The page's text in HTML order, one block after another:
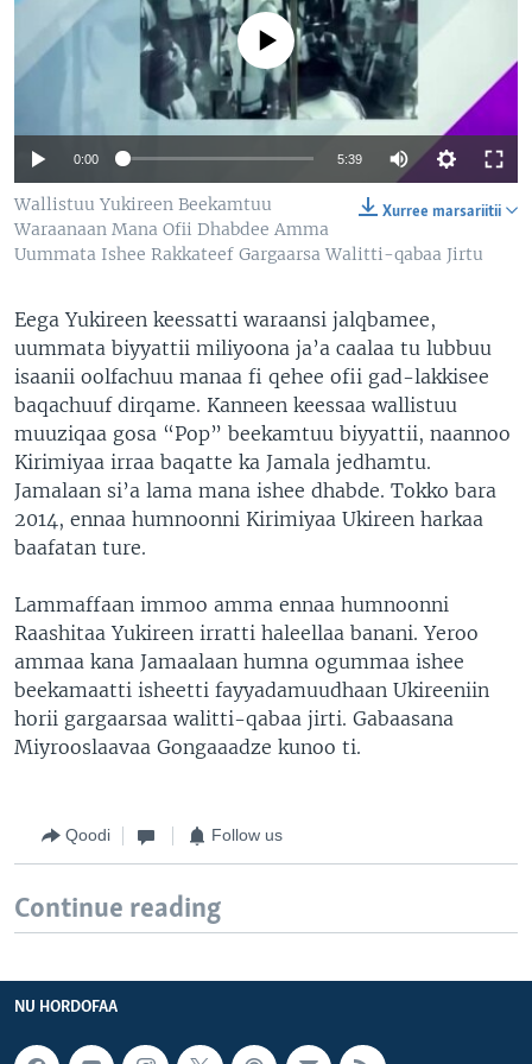
No media source currently available
0:00 5:39
Xurree marsariitii
Wallistuu Yukireen Beekamtuu
Waraanaan Mana Ofii Dhabdee Amma
Uummata Ishee Rakkateef Gargaarsa Walitti-qabaa Jirtu
Eega Yukireen keessatti waraansi jalqbamee,
uummata biyyattii miliyoona ja’a caalaa tu lubbuu
isaanii oolfachuu manaa fi qehee ofii gad-lakkisee
baqachuuf dirqame. Kanneen keessaa wallistuu
muuziqaa gosa “Pop” beekamtuu biyyattii, naannoo
Kirimiyaa irraa baqatte ka Jamala jedhamtu.
Jamalaan si’a lama mana ishee dhabde. Tokko bara
2014, ennaa humnoonni Kirimiyaa Ukireen harkaa
baafatan ture.
Lammaffaan immoo amma ennaa humnoonni
Raashitaa Yukireen irratti haleellaa banani. Yeroo
ammaa kana Jamaalaan humna ogummaa ishee
beekamaatti isheetti fayyadamuudhaan Ukireeniin
horii gargaarsaa walitti-qabaa jirti. Gabaasana
Miyrooslaavaa Gongaaadze kunoo ti.
Qoodi Follow us
Continue reading
NU HORDOFAA